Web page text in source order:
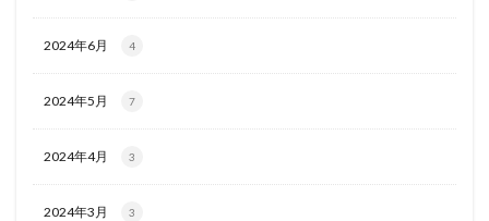
2024年6月 4
2024年5月 7
2024年4月 3
2024年3月 3